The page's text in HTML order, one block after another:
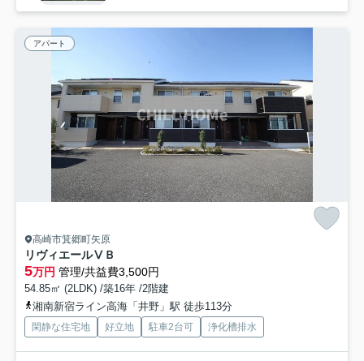
アパート
高崎市箕郷町矢原
リヴィエールⅤＢ
5万円 管理/共益費3,500円
54.85㎡ (2LDK) /築16年 /2階建
湘南新宿ライン高海「井野」駅 徒歩113分
閑静な住宅地 好立地 駐車2台可 浄化槽排水